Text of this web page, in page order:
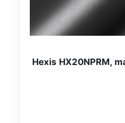
Hexis HX20NPRM,